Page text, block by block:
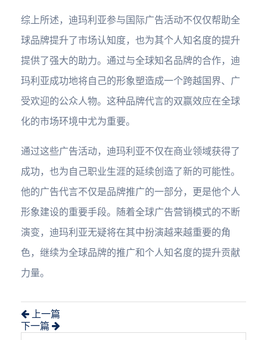
综上所述，迪玛利亚参与国际广告活动不仅仅帮助全
球品牌提升了市场认知度，也为其个人知名度的提升
提供了强大的助力。通过与全球知名品牌的合作，迪
玛利亚成功地将自己的形象塑造成一个跨越国界、广
受欢迎的公众人物。这种品牌代言的双赢效应在全球
化的市场环境中尤为重要。
通过这些广告活动，迪玛利亚不仅在商业领域获得了
成功，也为自己职业生涯的延续创造了新的可能性。
他的广告代言不仅是品牌推广的一部分，更是他个人
形象建设的重要手段。随着全球广告营销模式的不断
演变，迪玛利亚无疑将在其中扮演越来越重要的角
色，继续为全球品牌的推广和个人知名度的提升贡献
力量。
上一篇
下一篇